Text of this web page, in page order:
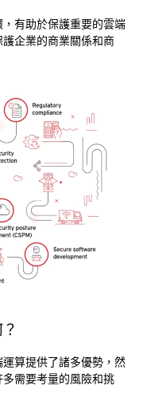
有助於保護重要的雲端
企業的商業關係和商
算提供了諸多優勢，然
需要考量的風險和挑